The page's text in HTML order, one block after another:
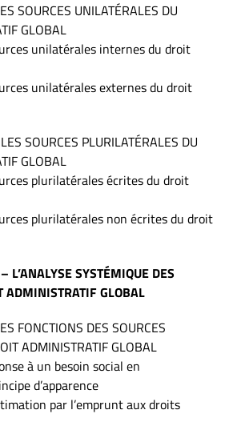
SOURCES UNILATÉRALES DU
GLOBAL
unilatérales internes du droit
unilatérales externes du droit
SOURCES PLURILATÉRALES DU
GLOBAL
plurilatérales écrites du droit
plurilatérales non écrites du droit
L’ANALYSE SYSTÉMIQUE DES
ADMINISTRATIF GLOBAL
FONCTIONS DES SOURCES
ADMINISTRATIF GLOBAL
à un besoin social en
d’apparence
par l’emprunt aux droits